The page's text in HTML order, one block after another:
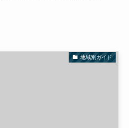
地域別ガイド